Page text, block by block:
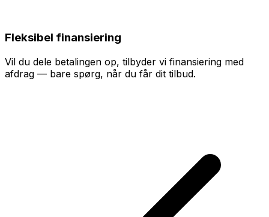
Fleksibel finansiering
Vil du dele betalingen op, tilbyder vi finansiering med
afdrag — bare spørg, når du får dit tilbud.